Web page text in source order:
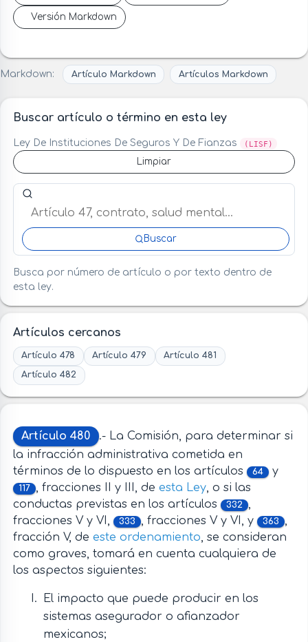
Versión Markdown
Markdown: Artículo Markdown Artículos Markdown
Buscar artículo o término en esta ley
Ley De Instituciones De Seguros Y De Fianzas (LISF)
Limpiar
Buscar artículo o término en esta ley
Buscar
Busca por número de artículo o por texto dentro de
esta ley.
Artículos cercanos
Artículo 478 Artículo 479
Artículo 481
Artículo 482
Artículo 480
.- La Comisión, para determinar si
la infracción administrativa cometida en
términos de lo dispuesto en los artículos
64 y
117 , fracciones II y III, de esta Ley, o si las
conductas previstas en los artículos
332
,
fracciones V y VI,
333 , fracciones V y VI, y 363
,
fracción V, de este ordenamiento, se consideran
como graves, tomará en cuenta cualquiera de
los aspectos siguientes:
El impacto que puede producir en los
sistemas asegurador o afianzador
mexicanos;